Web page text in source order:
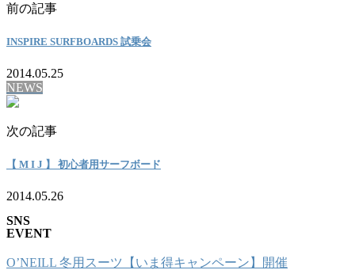
前の記事
INSPIRE SURFBOARDS 試乗会
2014.05.25
NEWS
次の記事
【 M I J 】 初心者用サーフボード
2014.05.26
SNS
EVENT
O’NEILL 冬用スーツ【いま得キャンペーン】開催